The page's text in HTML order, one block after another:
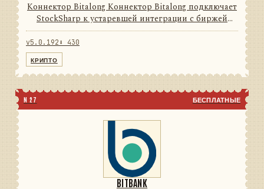
Коннектор Bitalong Коннектор Bitalong подключает
StockSharp к устаревшей интеграции с биржей
цифровых активов. Он переводит данные и
операции провайдера в единую модель сообщений
v5.0.192 ⬇ 430
КРИПТО
N 27 БЕСПЛАТНЫЕ
BITBANK